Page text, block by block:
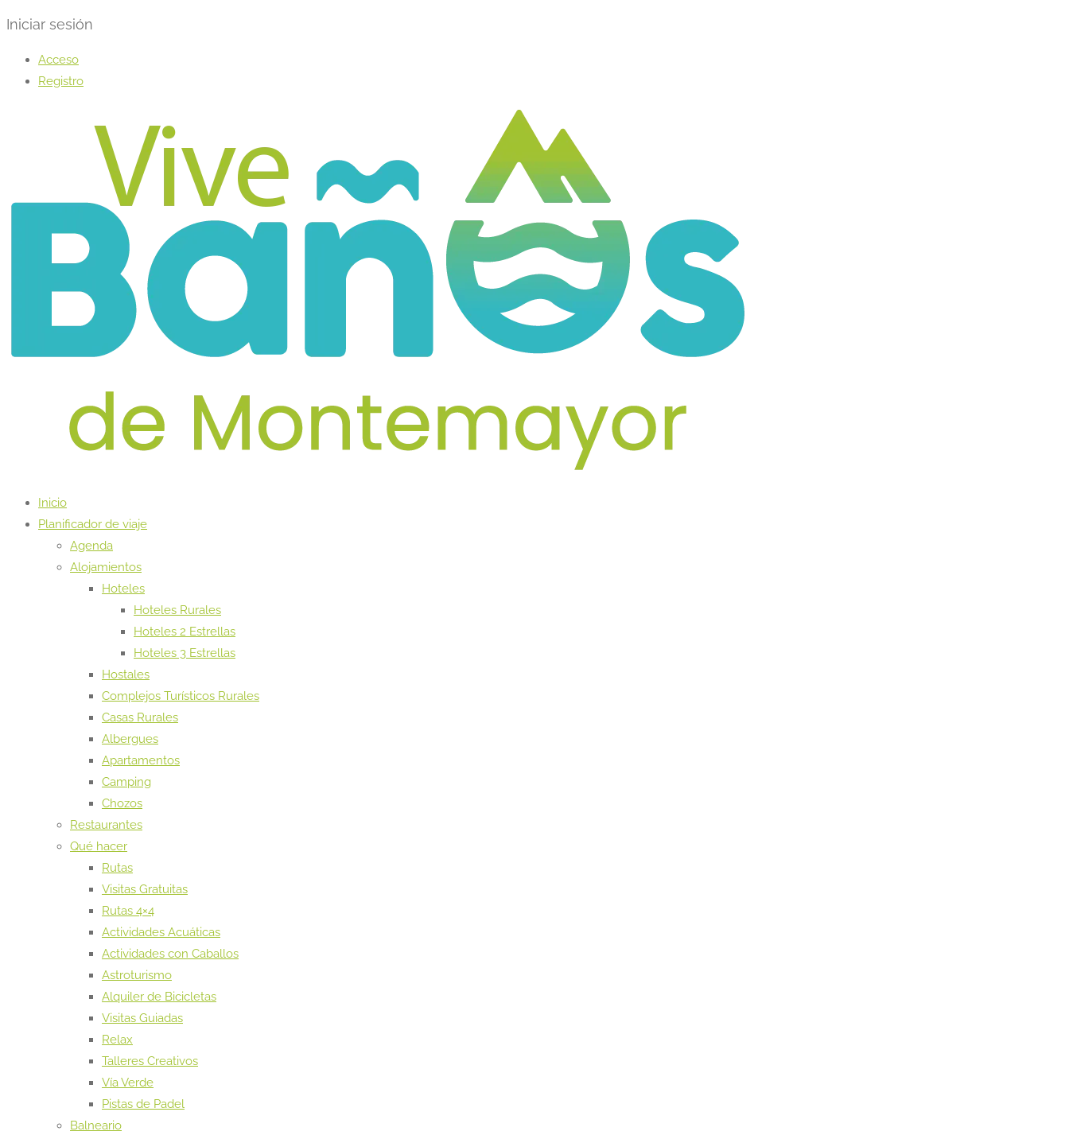
Iniciar sesión
Acceso
Registro
Inicio
Planificador de viaje
Agenda
Alojamientos
Hoteles
Hoteles Rurales
Hoteles 2 Estrellas
Hoteles 3 Estrellas
Hostales
Complejos Turísticos Rurales
Casas Rurales
Albergues
Apartamentos
Camping
Chozos
Restaurantes
Qué hacer
Rutas
Visitas Gratuitas
Rutas 4×4
Actividades Acuáticas
Actividades con Caballos
Astroturismo
Alquiler de Bicicletas
Visitas Guiadas
Relax
Talleres Creativos
Vía Verde
Pistas de Padel
Balneario